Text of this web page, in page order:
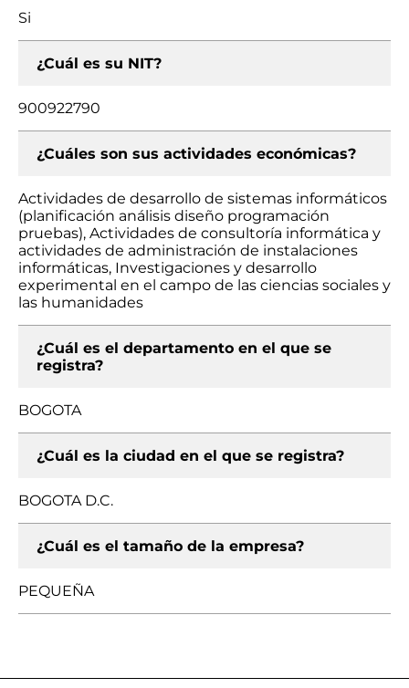
Si
¿Cuál es su NIT?
900922790
¿Cuáles son sus actividades económicas?
Actividades de desarrollo de sistemas informáticos
(planificación análisis diseño programación
pruebas), Actividades de consultoría informática y
actividades de administración de instalaciones
informáticas, Investigaciones y desarrollo
experimental en el campo de las ciencias sociales y
las humanidades
¿Cuál es el departamento en el que se
registra?
BOGOTA
¿Cuál es la ciudad en el que se registra?
BOGOTA D.C.
¿Cuál es el tamaño de la empresa?
PEQUEÑA